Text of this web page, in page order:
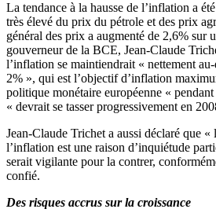
La tendance à la hausse de l’inflation a
très élevé du prix du pétrole et des prix
général des prix a augmenté de 2,6% sur
gouverneur de la BCE, Jean-Claude
l’inflation se maintiendrait « nettement au-
2% », qui est l’objectif d’inflation
politique monétaire européenne «
« devrait se tasser progressivement en
Jean-Claude Trichet a aussi déclaré que
l’inflation est une raison d’inquiétude
serait vigilante pour la contrer,
confié.
Des risques accrus sur la croissance